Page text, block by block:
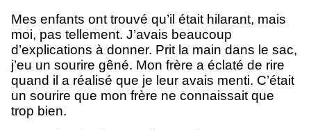
Mes enfants ont trouvé qu’il était hilarant, mais
moi, pas tellement. J’avais beaucoup
d’explications à donner. Prit la main dans le sac,
j’eu un sourire gêné. Mon frère a éclaté de rire
quand il a réalisé que je leur avais menti. C’était
un sourire que mon frère ne connaissait que
trop bien.